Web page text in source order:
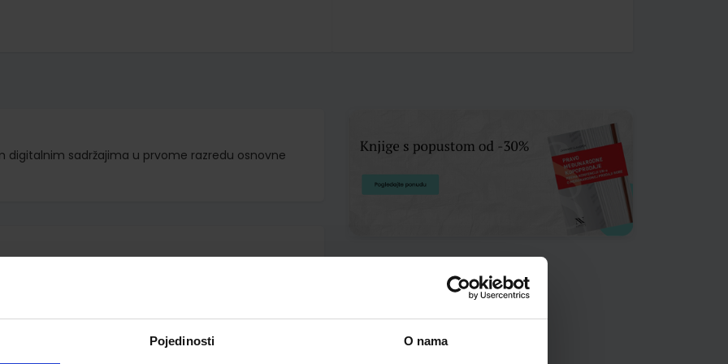
Pojedinosti O nama
digitalnim sadržajima u prvome razredu osnovne
Živković